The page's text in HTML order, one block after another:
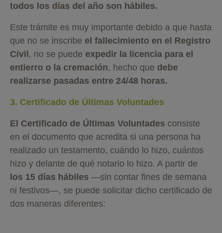
todos los días del año son hábiles.
Este trámite es muy importante debido a que hasta
que no se inscribe el fallecimiento en el Registro
Civil, no se puede expedir la licencia para el
entierro o la cremación, hecho que debe
realizarse pasadas entre 24/48 horas.
3. Certificado de Últimas Voluntades
El Certificado de Últimas Voluntades consiste
en el documento que acredita si una persona ha
realizado un testamento, cuándo lo hizo, cuántos
hizo y delante de qué notario lo hizo. A partir de
los 15 días hábiles —sin contar fines de semana
ni festivos—, se puede solicitar dicho certificado de
dos maneras diferentes: